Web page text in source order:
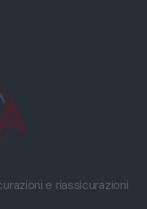
e riassicurazioni